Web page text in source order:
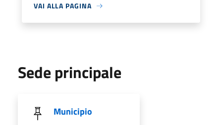
VAI ALLA PAGINA
Sede principale
Municipio